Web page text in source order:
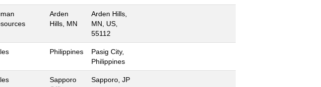
Arden
Hills, MN
Arden Hills,
MN, US,
55112
Philippines
Pasig City,
Philippines
Sapporo
Sapporo, JP